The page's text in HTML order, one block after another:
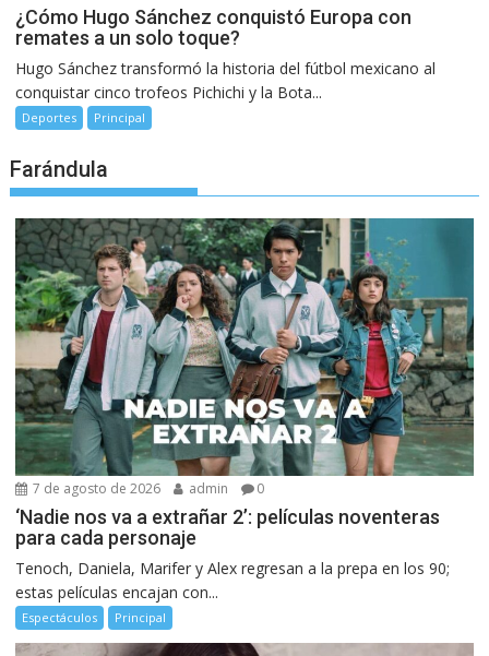
¿Cómo Hugo Sánchez conquistó Europa con
remates a un solo toque?
Hugo Sánchez transformó la historia del fútbol mexicano al
conquistar cinco trofeos Pichichi y la Bota...
Deportes Principal
Farándula
7 de agosto de 2026 admin 0
‘Nadie nos va a extrañar 2’: películas noventeras
para cada personaje
Tenoch, Daniela, Marifer y Alex regresan a la prepa en los 90;
estas películas encajan con...
Espectáculos Principal